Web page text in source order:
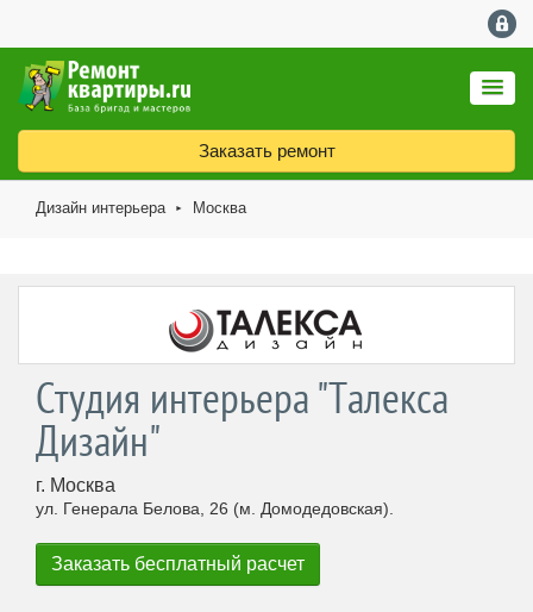
Заказать ремонт
Дизайн интерьера ► Москва
Студия интерьера "Талекса
Дизайн"
г. Москва
ул. Генерала Белова, 26 (м. Домодедовская).